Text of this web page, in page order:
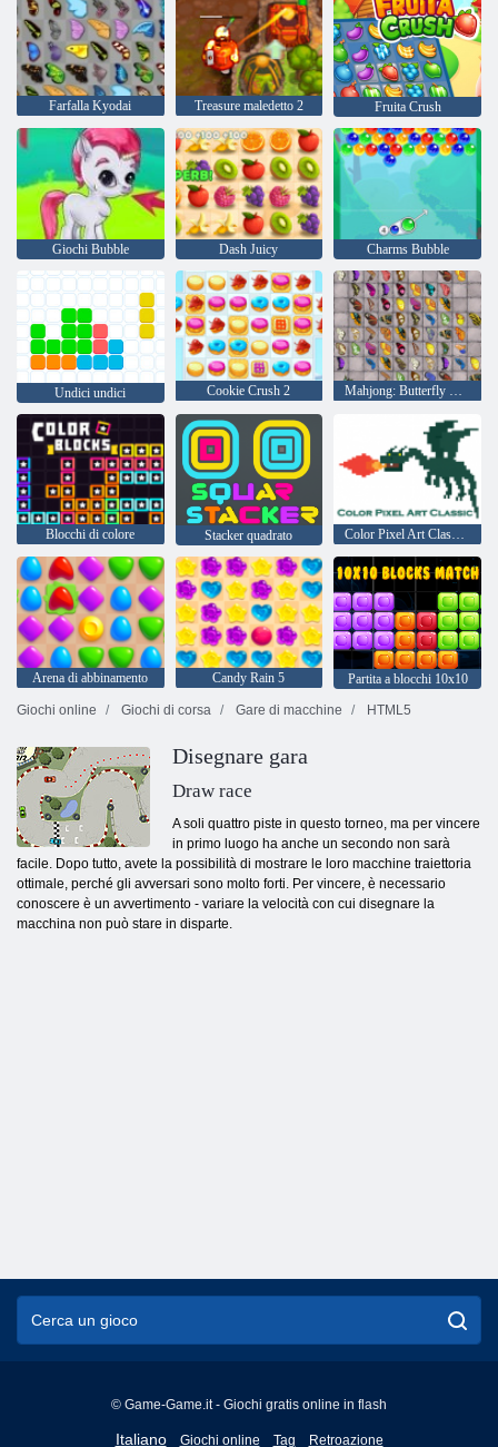
Farfalla Kyodai Treasure maledetto 2 Fruita Crush
Giochi Bubble Dash Juicy Charms Bubble
Undici undici Cookie Crush 2 Mahjong: Butterfly Kyodai HD
Blocchi di colore Stacker quadrato Color Pixel Art Classic - Pixel Paint by Numbers
Arena di abbinamento Candy Rain 5
Partita a blocchi 10x10
Giochi online
Giochi di corsa Gare di macchine HTML5
Disegnare gara
Draw race
A soli quattro piste in questo torneo, ma per vincere
in primo luogo ha anche un secondo non sarà
facile. Dopo tutto, avete la possibilità di mostrare le loro macchine traiettoria
ottimale, perché gli avversari sono molto forti. Per vincere, è necessario
conoscere è un avvertimento - variare la velocità con cui disegnare la
macchina non può stare in disparte.
© Game-Game.it - Giochi gratis online in flash
Italiano
English
Giochi online Tag Retroazione